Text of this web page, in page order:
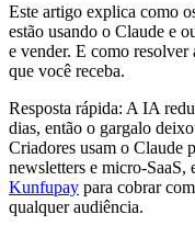
Este artigo explica como
estão usando o Claude e
e vender. E como
que você receba.
Resposta rápida: A IA
dias, então o gargalo
Criadores usam o Claude
newsletters e micro-
Kunfupay para cobrar
qualquer audiência.